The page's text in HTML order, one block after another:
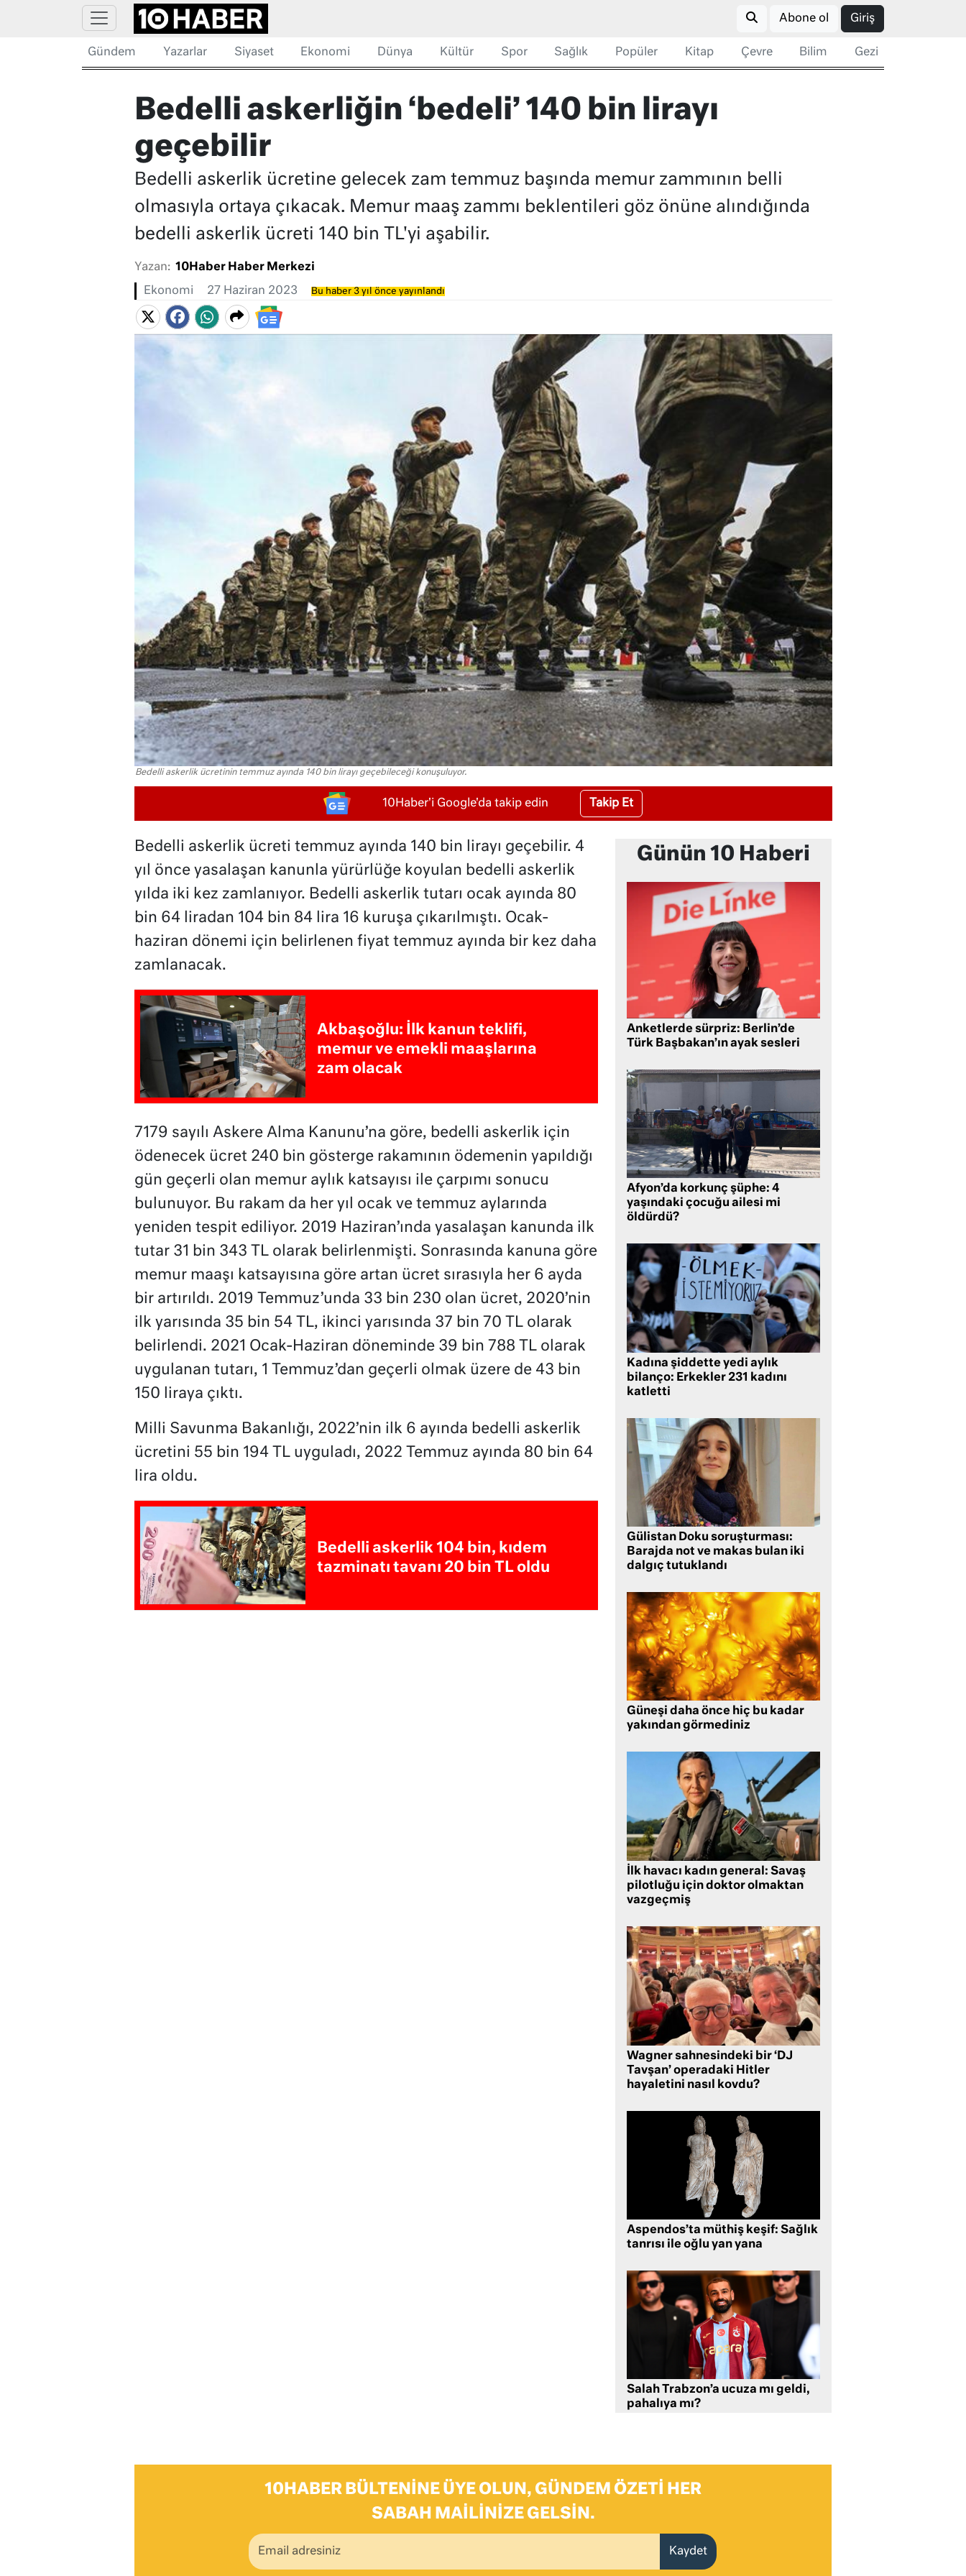
Abone ol Giriş
Gündem Yazarlar Siyaset Ekonomi Dünya Kültür Spor Sağlık Popüler Kitap Çevre Bilim Gezi
Bedelli askerliğin ‘bedeli’ 140 bin lirayı
geçebilir
Bedelli askerlik ücretine gelecek zam temmuz başında memur zammının belli
olmasıyla ortaya çıkacak. Memur maaş zammı beklentileri göz önüne alındığında
bedelli askerlik ücreti 140 bin TL'yi aşabilir.
Yazan: 10Haber Haber Merkezi
Ekonomi 27 Haziran 2023 Bu haber 3 yıl önce yayınlandı
Bedelli askerlik ücretinin temmuz ayında 140 bin lirayı geçebileceği konuşuluyor.
10Haber'i Google'da takip edin Takip Et
Bedelli askerlik ücreti temmuz ayında 140 bin lirayı geçebilir. 4
yıl önce yasalaşan kanunla yürürlüğe koyulan bedelli askerlik
yılda iki kez zamlanıyor. Bedelli askerlik tutarı ocak ayında 80
bin 64 liradan 104 bin 84 lira 16 kuruşa çıkarılmıştı. Ocak-
haziran dönemi için belirlenen fiyat temmuz ayında bir kez daha
zamlanacak.
Akbaşoğlu: İlk kanun teklifi,
memur ve emekli maaşlarına
zam olacak
7179 sayılı Askere Alma Kanunu’na göre, bedelli askerlik için
ödenecek ücret 240 bin gösterge rakamının ödemenin yapıldığı
gün geçerli olan memur aylık katsayısı ile çarpımı sonucu
bulunuyor. Bu rakam da her yıl ocak ve temmuz aylarında
yeniden tespit ediliyor. 2019 Haziran’ında yasalaşan kanunda ilk
tutar 31 bin 343 TL olarak belirlenmişti. Sonrasında kanuna göre
memur maaşı katsayısına göre artan ücret sırasıyla her 6 ayda
bir artırıldı. 2019 Temmuz’unda 33 bin 230 olan ücret, 2020’nin
ilk yarısında 35 bin 54 TL, ikinci yarısında 37 bin 70 TL olarak
belirlendi. 2021 Ocak-Haziran döneminde 39 bin 788 TL olarak
uygulanan tutarı, 1 Temmuz’dan geçerli olmak üzere de 43 bin
150 liraya çıktı.
Milli Savunma Bakanlığı, 2022’nin ilk 6 ayında bedelli askerlik
ücretini 55 bin 194 TL uyguladı, 2022 Temmuz ayında 80 bin 64
lira oldu.
Bedelli askerlik 104 bin, kıdem
tazminatı tavanı 20 bin TL oldu
Günün 10 Haberi
Anketlerde sürpriz: Berlin’de
Türk Başbakan’ın ayak sesleri
Afyon’da korkunç şüphe: 4
yaşındaki çocuğu ailesi mi
öldürdü?
Kadına şiddette yedi aylık
bilanço: Erkekler 231 kadını
katletti
Gülistan Doku soruşturması:
Barajda not ve makas bulan iki
dalgıç tutuklandı
Güneşi daha önce hiç bu kadar
yakından görmediniz
İlk havacı kadın general: Savaş
pilotluğu için doktor olmaktan
vazgeçmiş
Wagner sahnesindeki bir ‘DJ
Tavşan’ operadaki Hitler
hayaletini nasıl kovdu?
Aspendos’ta müthiş keşif: Sağlık
tanrısı ile oğlu yan yana
Salah Trabzon’a ucuza mı geldi,
pahalıya mı?
10HABER BÜLTENINE ÜYE OLUN, GÜNDEM ÖZETI HER
SABAH MAILINIZE GELSIN.
Kaydet